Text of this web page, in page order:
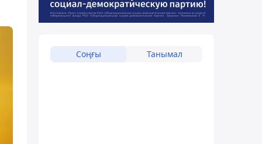
Соңғы Танымал